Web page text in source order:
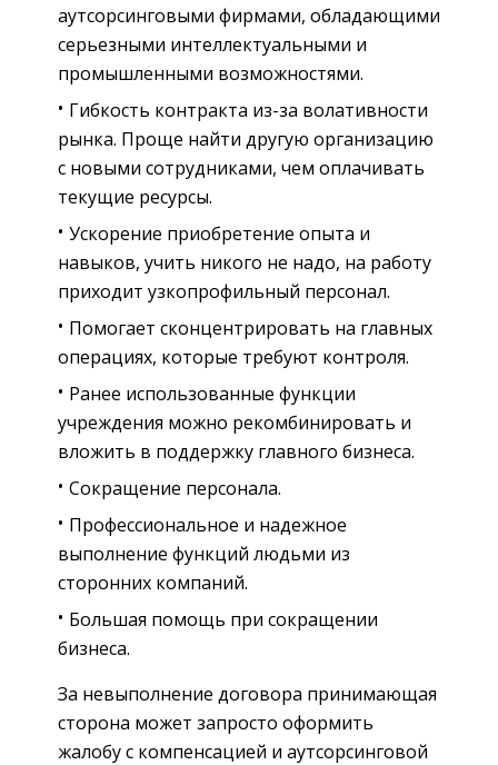
аутсорсинговыми фирмами, обладающими
серьезными интеллектуальными и
промышленными возможностями.
Гибкость контракта из-за волативности
рынка. Проще найти другую организацию
с новыми сотрудниками, чем оплачивать
текущие ресурсы.
Ускорение приобретение опыта и
навыков, учить никого не надо, на работу
приходит узкопрофильный персонал.
Помогает сконцентрировать на главных
операциях, которые требуют контроля.
Ранее использованные функции
учреждения можно рекомбинировать и
вложить в поддержку главного бизнеса.
Сокращение персонала.
Профессиональное и надежное
выполнение функций людьми из
сторонних компаний.
Большая помощь при сокращении
бизнеса.
За невыполнение договора принимающая
сторона может запросто оформить
жалобу с компенсацией и аутсорсинговой